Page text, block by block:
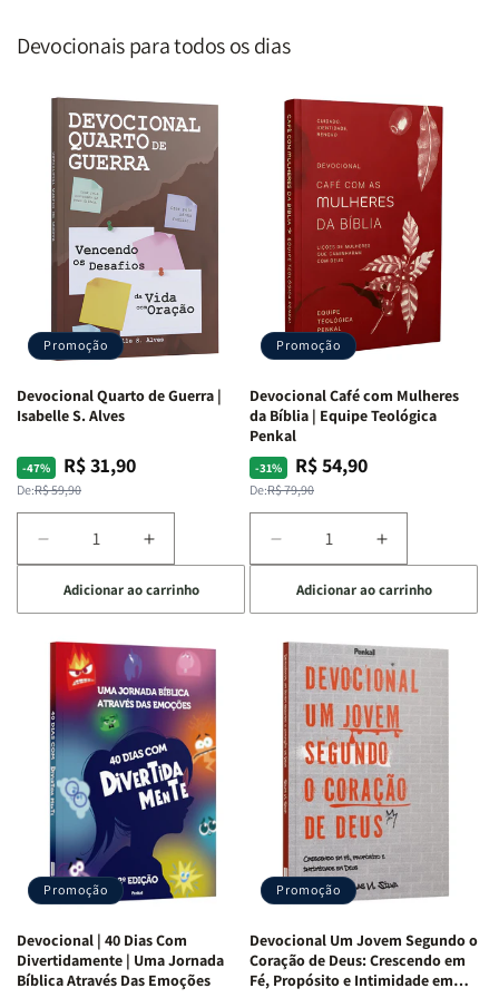
Devocionais para todos os dias
Promoção
Devocional Quarto de Guerra |
Isabelle S. Alves
-47%
Preço
normal
De:R$ 59,90
Preço
promocional
R$ 31,90
Diminuir
a
quantidade
de
Devocional
Quarto
de
Guerra
Isabelle
S.
Alves
Aumentar
a
quantidade
de
Devocional
Quarto
de
Guerra
|
Isabelle
S.
Alves
Adicionar ao carrinho
Promoção
Devocional Café com Mulheres
da Bíblia | Equipe Teológica
Penkal
-31%
Preço
normal
De:R$ 79,90
Preço
promocional
R$ 54,90
Diminuir
a
quantidade
de
Devocional
Café
com
Mulheres
da
Bíblia
Equipe
Teológica
Penkal
Aumentar
a
quantidade
de
Devocional
Café
com
Mulheres
da
Bíblia
|
Equipe
Teológica
Penkal
Adicionar ao carrinho
Promoção
Devocional | 40 Dias Com
Divertidamente | Uma Jornada
Bíblica Através Das Emoções
Promoção
Devocional Um Jovem Segundo o
Coração de Deus: Crescendo em
Fé, Propósito e Intimidade em